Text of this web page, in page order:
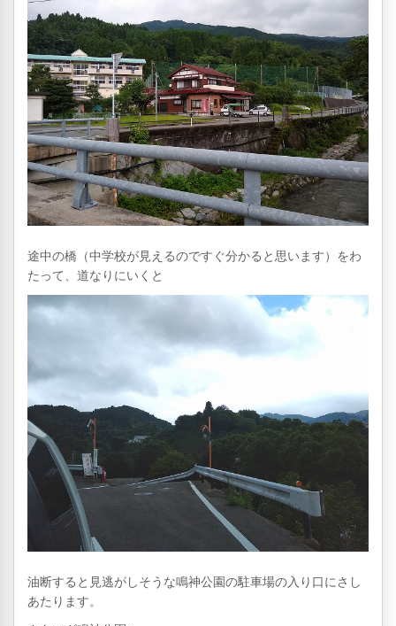
途中の橋（中学校が見えるのですぐ分かると思います）をわ
たって、道なりにいくと
油断すると見逃がしそうな鳴神公園の駐車場の入り口にさし
あたります。